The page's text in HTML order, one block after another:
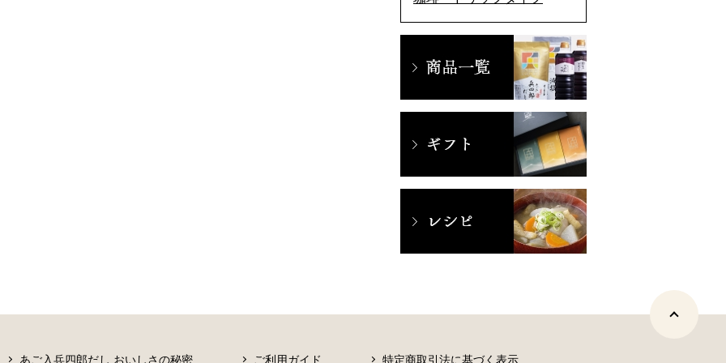
あご入兵四郎だし おいしさの秘密 ご利用ガイド 特定商取引法に基づく表示